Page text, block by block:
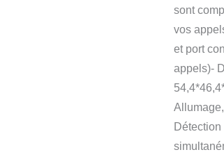
sont
vos
et port
appels)-